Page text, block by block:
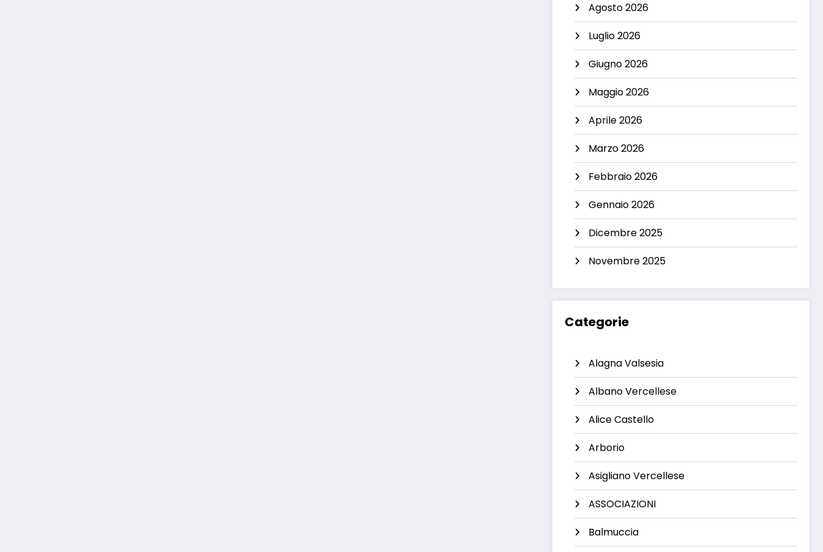
Agosto 2026
Luglio 2026
Giugno 2026
Maggio 2026
Aprile 2026
Marzo 2026
Febbraio 2026
Gennaio 2026
Dicembre 2025
Novembre 2025
Categorie
Alagna Valsesia
Albano Vercellese
Alice Castello
Arborio
Asigliano Vercellese
ASSOCIAZIONI
Balmuccia